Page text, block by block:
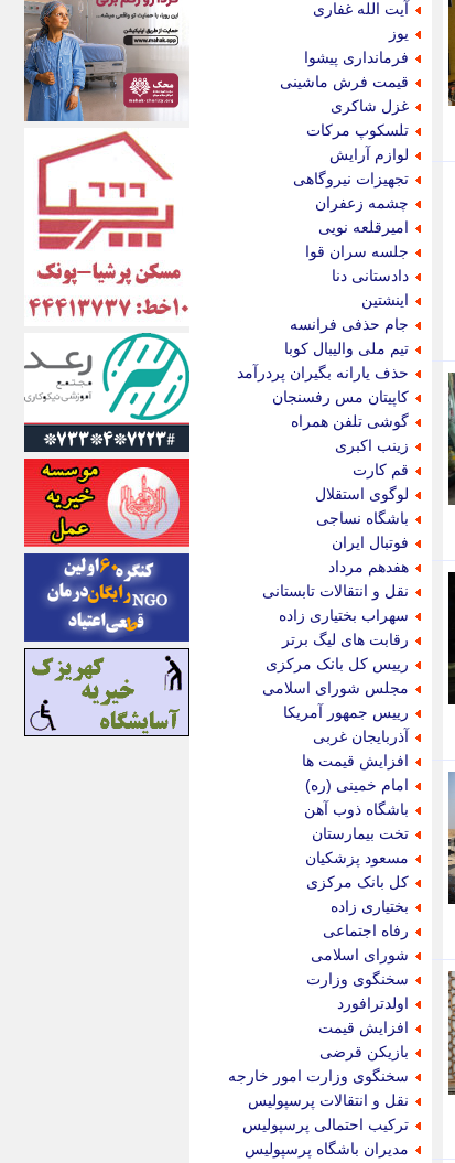
آیت الله غفاری
یوز
فرمانداری پیشوا
قیمت فرش ماشینی
غزل شاکری
تلسکوپ مرکات
لوازم آرایش
تجهیزات نیروگاهی
چشمه زعفران
امیرقلعه نویی
جلسه سران قوا
دادستانی دنا
اینشتین
جام حذفی فرانسه
تیم ملی والیبال کوبا
حذف یارانه بگیران پردرآمد
کاپیتان مس رفسنجان
گوشی تلفن همراه
زینب اکبری
قم کارت
لوگوی استقلال
باشگاه نساجی
فوتبال ایران
هفدهم مرداد
نقل و انتقالات تابستانی
سهراب بختیاری زاده
رقابت های لیگ برتر
رییس کل بانک مرکزی
مجلس شورای اسلامی
رییس جمهور آمریکا
آذربایجان غربی
افزایش قیمت ها
امام خمینی (ره)
باشگاه ذوب آهن
تخت بیمارستان
مسعود پزشکیان
کل بانک مرکزی
بختیاری زاده
رفاه اجتماعی
شورای اسلامی
سخنگوی وزارت
اولدترافورد
افزایش قیمت
بازیکن قرضی
سخنگوی وزارت امور خارجه
نقل و انتقالات پرسپولیس
ترکیب احتمالی پرسپولیس
مدیران باشگاه پرسپولیس
اکونیوز
الف
انتشار آنلاین
اندیشه قرن
اندیشه معاصر
اندیشه ها
انرژی پرس
ای استخدام
ایتنا
ایراف
ایران آرت
ایران آنلاین
ایران زندگی
ایران فوری
ایرانی روز
ایرانیتال
ایرنا
ایسکانیوز
ایسنا
ایکنا
ایلنا
اینتیتر
ایونا نیوز
بازتاب آنلاین
باشگاه خبرنگاران
باغستان نیوز
بامبوک
ببین و بخون
بدینسان
بنکر